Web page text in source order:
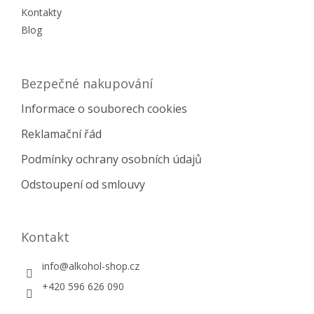
Kontakty
Blog
Bezpečné nakupování
Informace o souborech cookies
Reklamační řád
Podmínky ochrany osobních údajů
Odstoupení od smlouvy
Kontakt
info@alkohol-shop.cz
+420 596 626 090